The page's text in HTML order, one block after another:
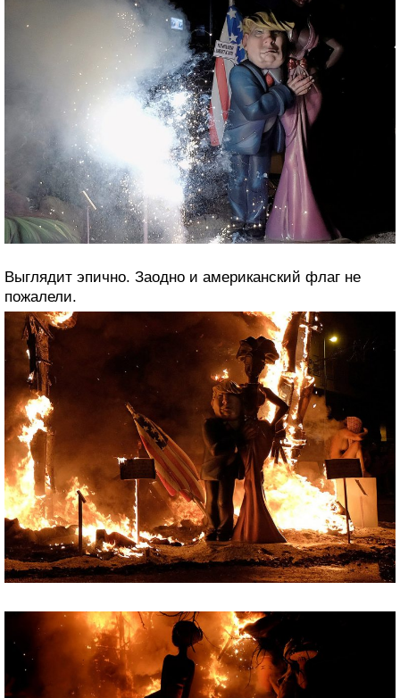
Выглядит эпично. Заодно и американский флаг не
пожалели.